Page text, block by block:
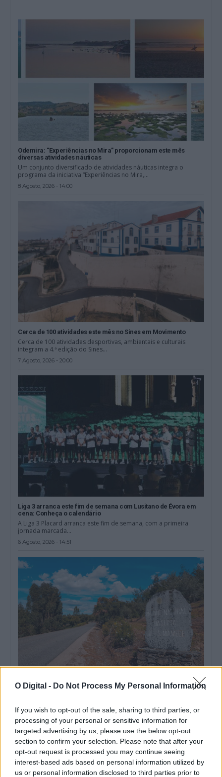
O Digital - Do Not Process My Personal Information
If you wish to opt-out of the sale, sharing to third parties, or
processing of your personal or sensitive information for
targeted advertising by us, please use the below opt-out
section to confirm your selection. Please note that after your
opt-out request is processed you may continue seeing
interest-based ads based on personal information utilized by
us or personal information disclosed to third parties prior to
Odemira: “Experiências no Mira” proporcionam este mês
diversas atividades náuticas
Um conjunto diversificado de atividades náuticas integra o
programa da iniciativa “Experiências no Mira,...
8 Agosto, 2026 - 14:00
Cerca de 100 atividades este mês no Sines em Movimento
Cerca de 100 atividades desportivas, ambientais e culturais
integram a 4.ª edição do Sines...
7 Agosto, 2026 - 20:00
Liga 3 arranca este fim de semana com Lusitano de Évora em
cena: Conheça o calendário
A Liga 3 Placard arranca este fim de semana, com a primeira
jornada marcada...
6 Agosto, 2026 - 14:51
PS quer explicações do Governo sobre plano de cogestão do
de contas do Plano...
6 Agosto, 2026 - 13:17